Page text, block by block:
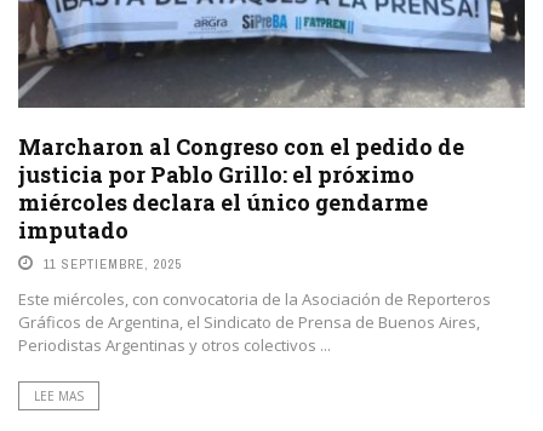
Marcharon al Congreso con el pedido de
justicia por Pablo Grillo: el próximo
miércoles declara el único gendarme
imputado
11 SEPTIEMBRE, 2025
Este miércoles, con convocatoria de la Asociación de Reporteros
Gráficos de Argentina, el Sindicato de Prensa de Buenos Aires,
Periodistas Argentinas y otros colectivos ...
LEE MAS